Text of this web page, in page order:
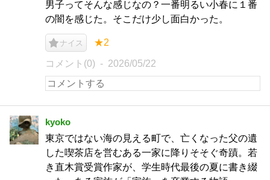
男子ってそんな感じなの？一番明るい小春に１番
の闇を感じた。そこだけ少し面白かった。
ナイス ★2
コメント(0) 2026/05/22
kyoko
東京ではない海の見える町で、亡くなった父の遺
した喫茶店を営むある一家に降りそそぐ奇蹟。若
き直木賞受賞作家が、学生時代最後の夏に書き綴